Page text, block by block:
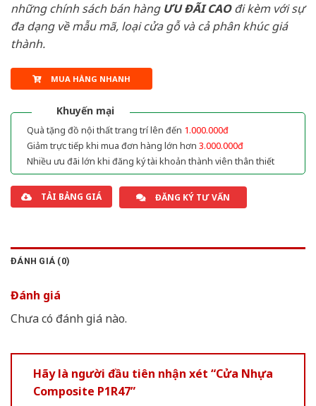
những chính sách bán hàng ƯU ĐÃI CAOđi kèm với sự
đa dạng về mẫu mã, loại cửa gỗ và cả phân khúc giá
thành.
MUA HÀNG NHANH
Khuyến mại
Quà tặng đồ nội thất trang trí lên đến 1.000.000đ
Giảm trực tiếp khi mua đơn hàng lớn hơn 3.000.000đ
Nhiều ưu đãi lớn khi đăng ký tài khoản thành viên thân thiết
TẢI BẢNG GIÁ ĐĂNG KÝ TƯ VẤN
ĐÁNH GIÁ (0)
Đánh giá
Chưa có đánh giá nào.
Hãy là người đầu tiên nhận xét “Cửa Nhựa
Composite P1R47”